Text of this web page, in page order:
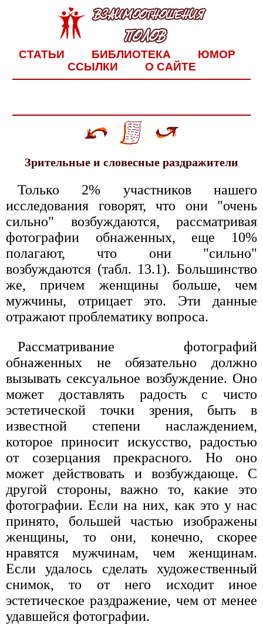
СТАТЬИ БИБЛИОТЕКА
ЮМОР
ССЫЛКИ
О САЙТЕ
Зрительные и словесные раздражители
Только 2% участников нашего
исследования говорят, что они "очень
сильно" возбуждаются, рассматривая
фотографии обнаженных, еще 10%
полагают, что они "сильно"
возбуждаются (табл. 13.1). Большинство
же, причем женщины больше, чем
мужчины, отрицает это. Эти данные
отражают проблематику вопроса.
Рассматривание фотографий
обнаженных не обязательно должно
вызывать сексуальное возбуждение. Оно
может доставлять радость с чисто
эстетической точки зрения, быть в
известной степени наслаждением,
которое приносит искусство, радостью
от созерцания прекрасного. Но оно
может действовать и возбуждающе. С
другой стороны, важно то, какие это
фотографии. Если на них, как это у нас
принято, большей частью изображены
женщины, то они, конечно, скорее
нравятся мужчинам, чем женщинам.
Если удалось сделать художественный
снимок, то от него исходит иное
эстетическое раздражение, чем от менее
удавшейся фотографии.